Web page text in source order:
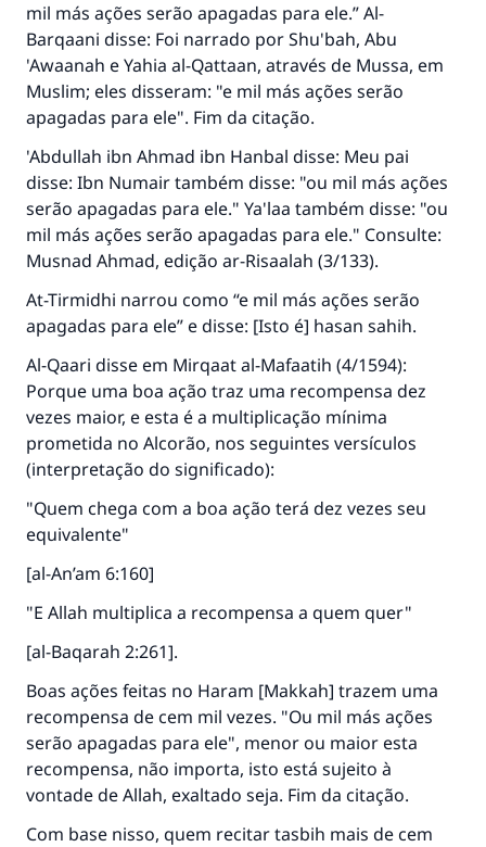
mil más ações serão apagadas para ele.” Al-
Barqaani disse: Foi narrado por Shu'bah, Abu
'Awaanah e Yahia al-Qattaan, através de Mussa, em
Muslim; eles disseram: "e mil más ações serão
apagadas para ele". Fim da citação.
'Abdullah ibn Ahmad ibn Hanbal disse: Meu pai
disse: Ibn Numair também disse: "ou mil más ações
serão apagadas para ele." Ya'laa também disse: "ou
mil más ações serão apagadas para ele." Consulte:
Musnad Ahmad, edição ar-Risaalah (3/133).
At-Tirmidhi narrou como “e mil más ações serão
apagadas para ele” e disse: [Isto é] hasan sahih.
Al-Qaari disse em Mirqaat al-Mafaatih (4/1594):
Porque uma boa ação traz uma recompensa dez
vezes maior, e esta é a multiplicação mínima
prometida no Alcorão, nos seguintes versículos
(interpretação do significado):
"Quem chega com a boa ação terá dez vezes seu
equivalente"
[al-An’am 6:160]
"E Allah multiplica a recompensa a quem quer"
[al-Baqarah 2:261].
Boas ações feitas no Haram [Makkah] trazem uma
recompensa de cem mil vezes. "Ou mil más ações
serão apagadas para ele", menor ou maior esta
recompensa, não importa, isto está sujeito à
vontade de Allah, exaltado seja. Fim da citação.
Com base nisso, quem recitar tasbih mais de cem
A resposta n° 110845 salvou um
Ajude-nos a responder à Ummah
"Quem quer que incentive outros a fazer o
que é bom receberá a mesma recompensa
que aqueles que o fazem."
(MUSLIM, 1893)